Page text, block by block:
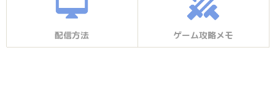
配信方法 ゲーム攻略メモ